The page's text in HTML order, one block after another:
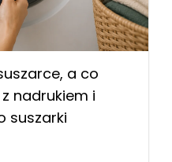
a co
nadrukiem i
suszarki